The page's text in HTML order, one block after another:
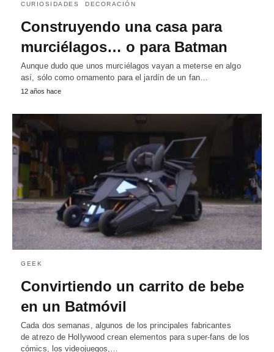
CURIOSIDADES DECORACIÓN
Construyendo una casa para
murciélagos… o para Batman
Aunque dudo que unos murciélagos vayan a meterse en algo
así, sólo como ornamento para el jardín de un fan…
12 años hace
GEEK
Convirtiendo un carrito de bebe
en un Batmóvil
Cada dos semanas, algunos de los principales fabricantes
de atrezo de Hollywood crean elementos para super-fans de los
cómics, los videojuegos,…